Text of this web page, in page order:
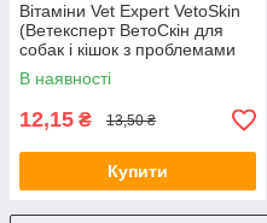
Вітаміни Vet Expert VetoSkin
(Ветексперт ВетоСкін для
собак і кішок з проблемами
шкіри) 1 капсула
В наявності
12,15 ₴ 13,50 ₴
Купити